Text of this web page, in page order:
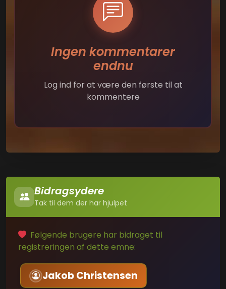
Ingen kommentarer
endnu
Log ind for at være den første til at
kommentere
Bidragsydere
Tak til dem der har hjulpet
Følgende brugere har bidraget til
registreringen af dette emne:
Jakob Christensen